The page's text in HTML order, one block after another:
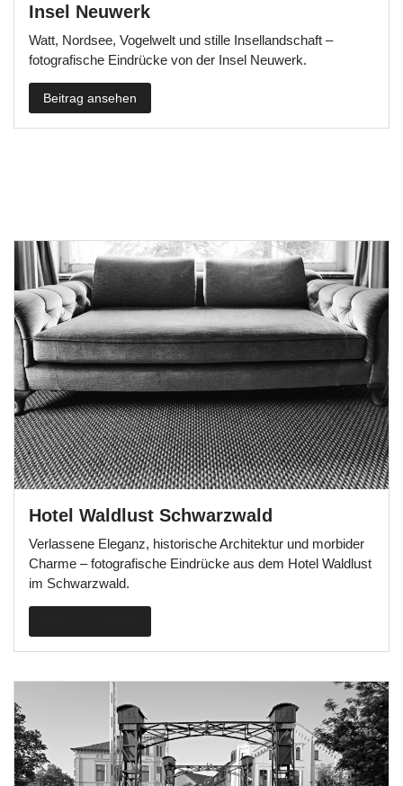
Insel Neuwerk
Watt, Nordsee, Vogelwelt und stille Insellandschaft –
fotografische Eindrücke von der Insel Neuwerk.
Beitrag ansehen
Hotel Waldlust Schwarzwald
Verlassene Eleganz, historische Architektur und morbider
Charme – fotografische Eindrücke aus dem Hotel Waldlust
im Schwarzwald.